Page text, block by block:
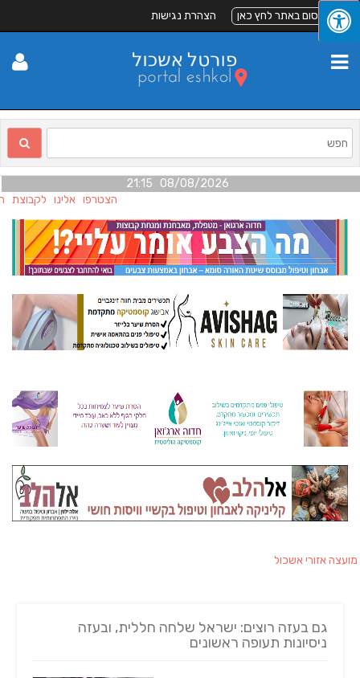
לפרסום באתר לחץ כאן הצהרת נגישות
08/08/2026 21:15
הצטרפו אלינו לקבוצת
מועצה אזורי אשכול
גם בעזה רוצים: ישראל שלחה חללית, ובעזה
ניסיונות תעופה ראשונים